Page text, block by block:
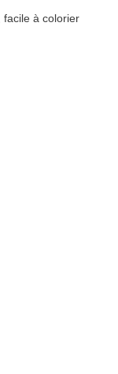
facile à colorier